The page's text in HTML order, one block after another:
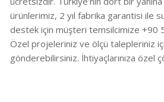
ürünlerimiz, 2 yıl fabrika garantisi ile
destek için müşteri temsilcimize +90
Özel projeleriniz ve ölçü talepleriniz
gönderebilirsiniz. İhtiyaçlarınıza özel